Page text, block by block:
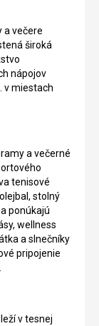
a večere
široká
nápojov
v miestach
a večerné
tenisové
stolný
ponúkajú
wellness
a slnečníky
pripojenie
v tesnej